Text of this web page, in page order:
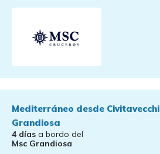
Mediterráneo desde
Grandiosa
4 días a bordo del
Msc Grandiosa